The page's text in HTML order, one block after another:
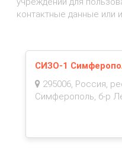
контактные данные или
СИЗО-1
295006, Россия,
Симферополь, б-р